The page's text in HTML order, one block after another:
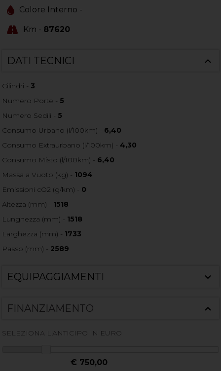
Colore Interno -
Km - 87620
DATI TECNICI
Cilindri - 3
Numero Porte - 5
Numero Sedili - 5
Consumo Urbano (l/100km) - 6,40
Consumo Extraurbano (l/100km) -4,30
Consumo Misto (l/100km) - 6,40
Massa a Vuoto (kg) - 1094
Emissioni cO2 (g/km) - 0
Altezza (mm) - 1518
Lunghezza (mm) - 1518
Larghezza (mm) - 1733
Passo (mm) - 2589
EQUIPAGGIAMENTI
FINANZIAMENTO
SELEZIONA L'ANTICIPO IN EURO
€ 750,00